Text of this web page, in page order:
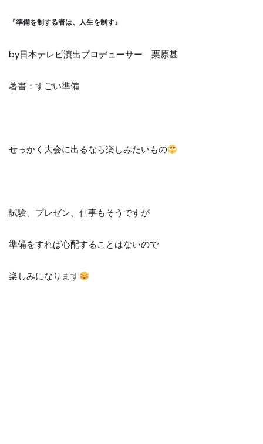
『準備を制する者は、人生を制す』
by日本テレビ演出プロデューサー 栗原甚
著書：すごい準備
せっかく大会に出るなら楽しみたいもの
試験、プレゼン、仕事もそうですが
準備をすれば心配することはないので
楽しみになります